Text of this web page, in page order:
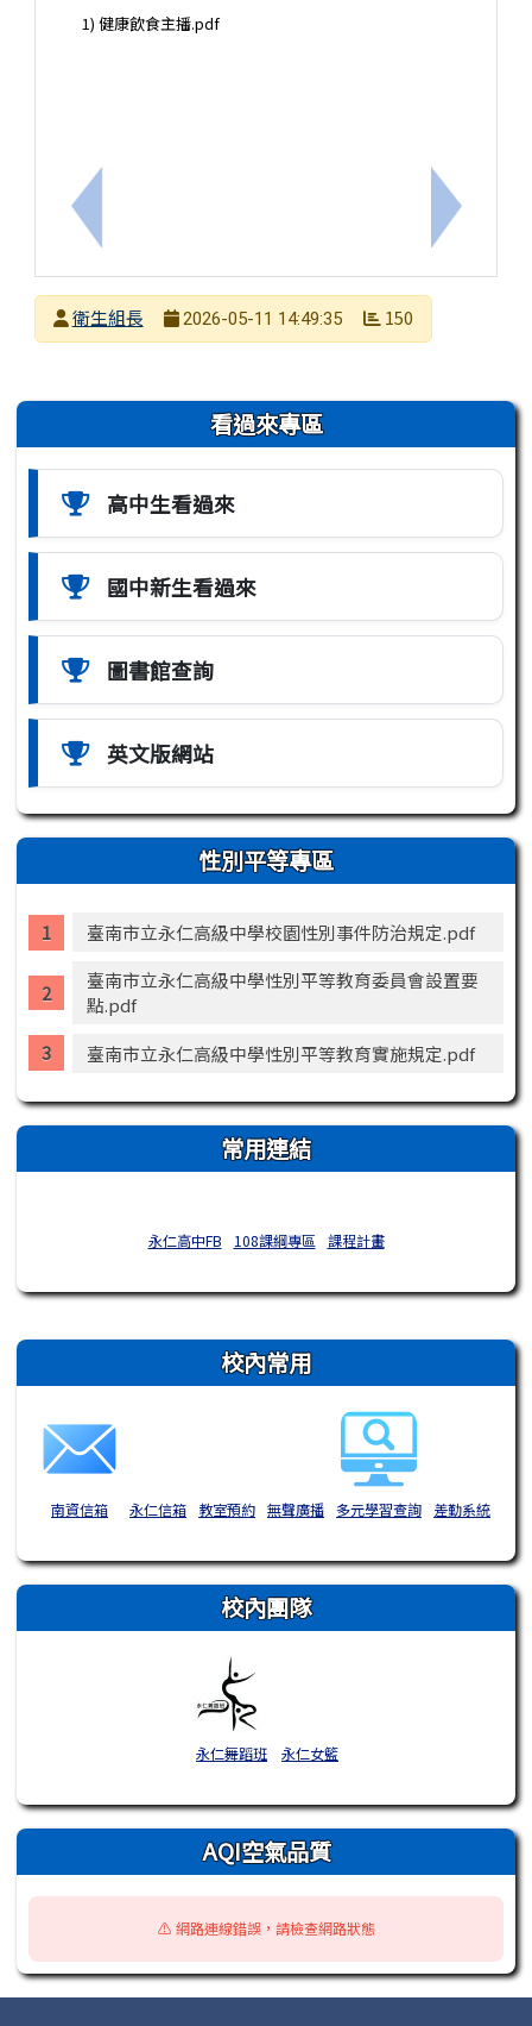
上一筆：台南市衛生局舉辦「吉祥物＋口號」的菸
1) 健康飲食主播.pdf
下一筆：
發布者
衛生組長
2026-05-11 14:49:35 150
左邊區域內容 看過來專區
高中生看過來
國中新生看過來
圖書館查詢
英文版網站
性別平等專區
臺南市立永仁高級中學校園性別事件防治規定.pdf
臺南市立永仁高級中學性別平等教育委員會設置要
點.pdf
臺南市立永仁高級中學性別平等教育實施規定.pdf
常用連結
永仁高中FB 108課綱專區 課程計畫
右邊區域內容 校內常用
南資信箱 永仁信箱 教室預約 無聲廣播 多元學習查詢 差勤系統
校內團隊
永仁舞蹈班 永仁女籃
AQI空氣品質
⚠️ 網路連線錯誤，請檢查網路狀態